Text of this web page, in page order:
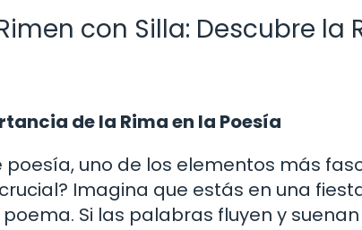
con Silla: Descubre la
de la Rima en la Poesía
uno de los elementos más
Imagina que estás en una
Si las palabras fluyen y